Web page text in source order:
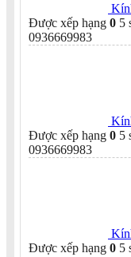
Được xếp hạng 0 5
0936669983
Được xếp hạng 0 5
0936669983
Được xếp hạng 0 5